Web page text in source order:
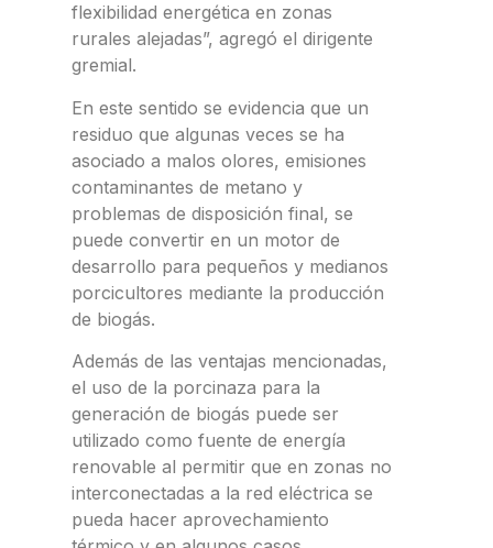
flexibilidad energética en zonas
rurales alejadas”, agregó el dirigente
gremial.
En este sentido se evidencia que un
residuo que algunas veces se ha
asociado a malos olores, emisiones
contaminantes de metano y
problemas de disposición final, se
puede convertir en un motor de
desarrollo para pequeños y medianos
porcicultores mediante la producción
de biogás.
Además de las ventajas mencionadas,
el uso de la porcinaza para la
generación de biogás puede ser
utilizado como fuente de energía
renovable al permitir que en zonas no
interconectadas a la red eléctrica se
pueda hacer aprovechamiento